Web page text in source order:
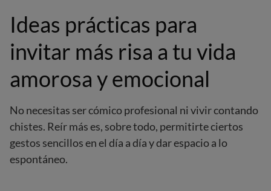
Ideas prácticas para
invitar más risa a tu vida
amorosa y emocional
No necesitas ser cómico profesional ni vivir contando
chistes. Reír más es, sobre todo, permitirte ciertos
gestos sencillos en el día a día y dar espacio a lo
espontáneo.